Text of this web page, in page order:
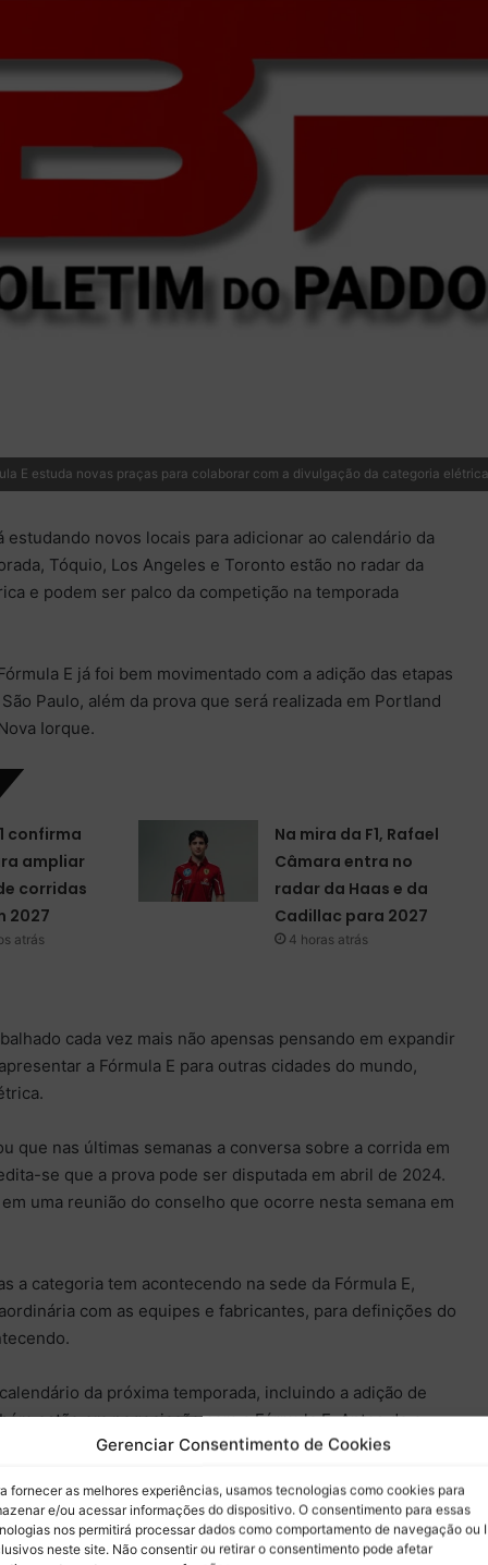
Gerenciar Consentimento de Cookies
fornecer as melhores experiências, usamos tecnologias como cookies para
e/ou acessar informações do dispositivo. O consentimento para essas
nos permitirá processar dados como comportamento de navegação ou
neste site. Não consentir ou retirar o consentimento pode afetar
E estuda novas praças para colaborar com a divulgação da categoria elétrica
estudando novos locais para adicionar ao calendário da
Tóquio, Los Angeles e Toronto estão no radar da
e podem ser palco da competição na temporada
E já foi bem movimentado com a adição das etapas
Paulo, além da prova que será realizada em Portland
Iorque.
confirma
ampliar
corridas
2027
atrás
Na mira da F1, Rafael
Câmara entra no
radar da Haas e da
Cadillac para 2027
4 horas atrás
cada vez mais não apensas pensando em expandir
a Fórmula E para outras cidades do mundo,
que nas últimas semanas a conversa sobre a corrida em
se que a prova pode ser disputada em abril de 2024.
uma reunião do conselho que ocorre nesta semana em
a categoria tem acontecendo na sede da Fórmula E,
com as equipes e fabricantes, para definições do
da próxima temporada, incluindo a adição de
estão em negociação com a Fórmula E. Antes do e-
abriu a temporada 2022/23, uma equipe de criação de
em Los Angeles. Nenhum outro detalhe é de
dos locais por onde a corrida poderia ser realizada